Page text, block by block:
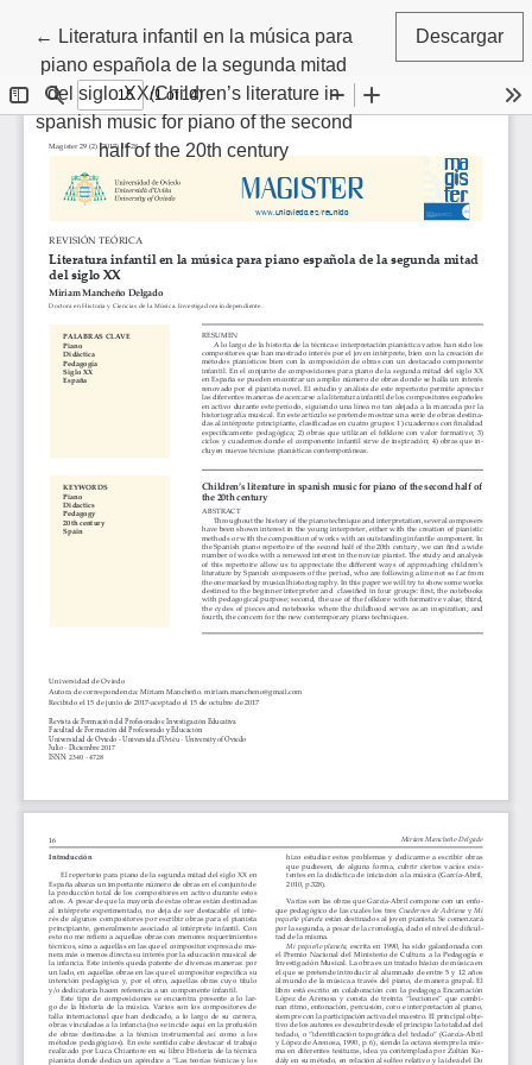
← Volver a los detalles del artículo
Literatura infantil en la música para
piano española de la segunda mitad
del siglo XX/Children’s literature in
spanish music for piano of the second
half of the 20th century
Descargar